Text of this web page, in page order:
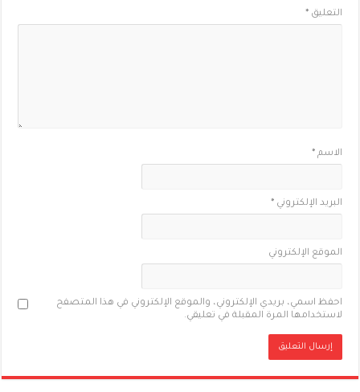
التعليق*
الاسم*
البريد الإلكتروني*
الموقع الإلكتروني
احفظ اسمي، بريدي الإلكتروني، والموقع الإلكتروني في هذا المتصفح
لاستخدامها المرة المقبلة في تعليقي.